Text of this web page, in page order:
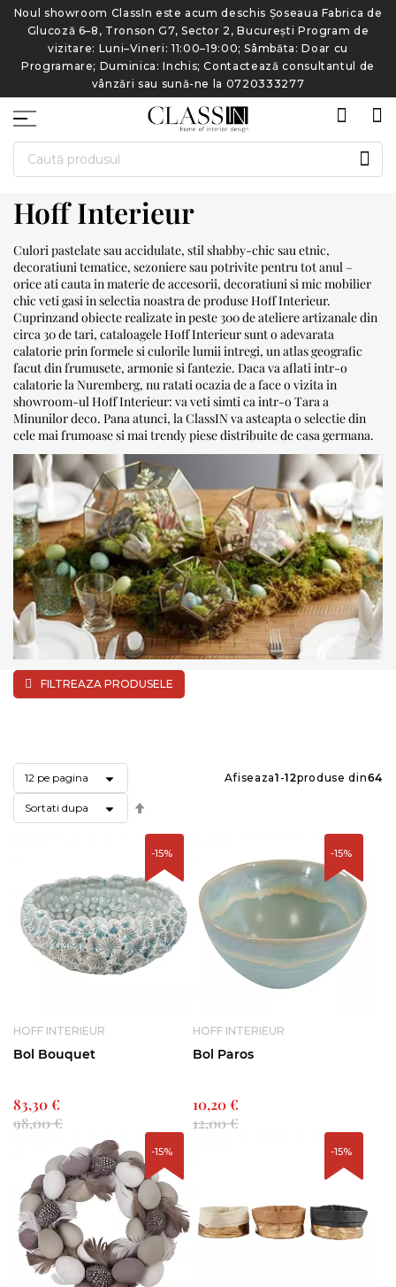
Noul showroom ClassIn este acum deschis Șoseaua Fabrica de
Glucoză 6–8, Tronson G7, Sector 2, București Program de
vizitare: Luni–Vineri: 11:00–19:00; Sâmbăta: Doar cu
Programare; Duminica: Inchis; Contactează consultantul de
vânzări sau sună-ne la 0720333277
Hoff Interieur
Culori pastelate sau accidulate, stil shabby-chic sau etnic,
decoratiuni tematice, sezoniere sau potrivite pentru tot anul –
orice ati cauta in materie de accesorii, decoratiuni si mic mobilier
chic veti gasi in selectia noastra de produse Hoff Interieur.
Cuprinzand obiecte realizate in peste 300 de ateliere artizanale din
circa 30 de tari, cataloagele Hoff Interieur sunt o adevarata
calatorie prin formele si culorile lumii intregi, un atlas geografic
facut din frumusete, armonie si fantezie. Daca va aflati intr-o
calatorie la Nuremberg, nu ratati ocazia de a face o vizita in
showroom-ul Hoff Interieur: va veti simti ca intr-o Tara a
Minunilor deco. Pana atunci, la ClassIN va asteapta o selectie din
cele mai frumoase si mai trendy piese distribuite de casa germana.
FILTREAZA PRODUSELE
Afiseaza1 -12produse din64
-15%
HOFF INTERIEUR
Bol Bouquet
98,00 €
83,30 €
-15%
HOFF INTERIEUR
Bol Paros
12,00 €
10,20 €
-15% -15%